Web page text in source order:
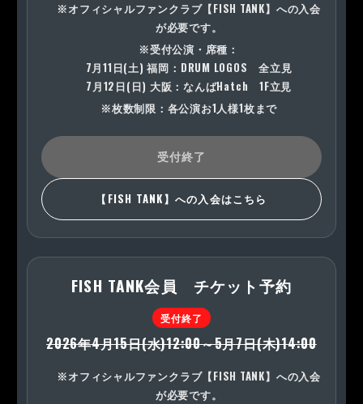
※オフィシャルファンクラブ【FISH TANK】への入会
が必要です。
※受付公演・席種：
7月11日(土) 福岡：DRUM LOGOS 全立見
7月12日(日) 大阪：なんばHatch 1F立見
※枚数制限：各公演お1人様1枚まで
受付終了
【FISH TANK】への入会はこちら
FISH TANK会員 チケット予約
受付終了
2026年4月15日(水)12:00～5月7日(木)14:00
※オフィシャルファンクラブ【FISH TANK】への入会
が必要です。